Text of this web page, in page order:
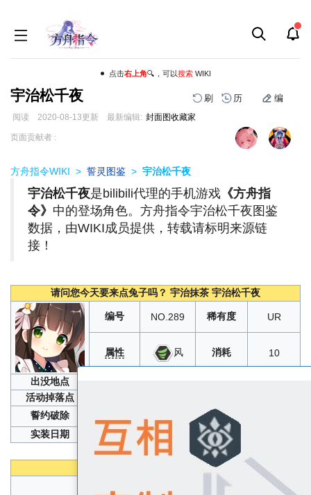
点击右上角🔍，可以搜索WIKI
宇治松千夜 刷 历 编
阅读 2020-08-13更新 最新编辑: 封面图收藏家
跳
航
跳
索
页面贡献者 :
方舟指令WIKI > 誓灵图鉴 > 宇治松千夜
宇治松千夜是bilibili代理的手机游戏 《方舟指
令》 中的登场角色。方舟指令宇治松千夜图鉴
数据，由WIKI成员提供，转载请标明来源链
接！
请问您今天要来点兔子吗？ 宇治抹茶 宇治松千夜
编号 NO.289 稀有度 UR
属性 风 消耗 10
出没地点
活动掉落点
誓约破除
20
、100
实装日期
2020年07月30日